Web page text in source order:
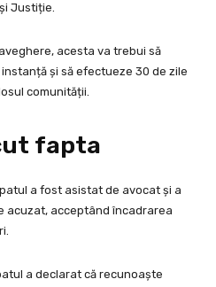
Justiție.
acesta va trebui să
și să efectueze 30 de zile
comunității.
fapta
a fost asistat de avocat și a
acuzat, acceptând încadrarea
a declarat că recunoaşte